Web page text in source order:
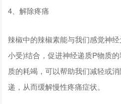
4、解除疼痛
辣椒中的辣椒素能与我们感觉神
小受)结合，促进神经递质P物质
质的耗竭，可以帮助我们减轻或
递，从而缓解慢性疼痛症状。